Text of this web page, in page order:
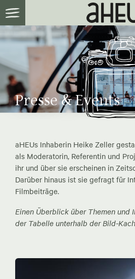
Presse & Events
aHEUs Inhaberin Heike Zeller
als Moderatorin, Referentin und
ihr und über sie erscheinen in
Darüber hinaus ist sie gefragt für
Filmbeiträge.
Einen Überblick über Themen und
der Tabelle unterhalb der Bild-